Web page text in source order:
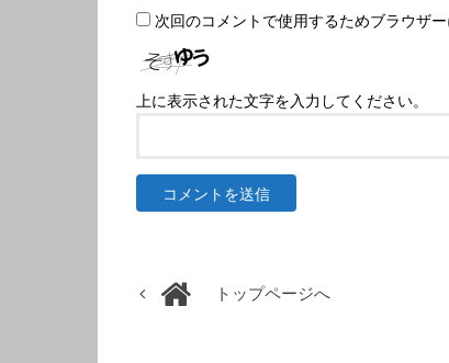
次回のコメントで使用するためブラウザ
上に表示された文字を入力してください。
トップページへ